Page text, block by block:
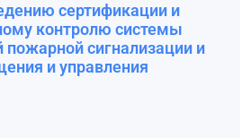
сертификации и
контролю системы
пожарной сигнализации и
и управления